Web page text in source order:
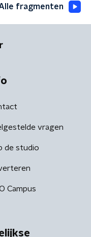
fragmenten
vragen
de studio
Campus